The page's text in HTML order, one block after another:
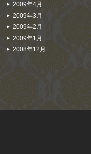
2009年4月
2009年3月
2009年2月
2009年1月
2008年12月